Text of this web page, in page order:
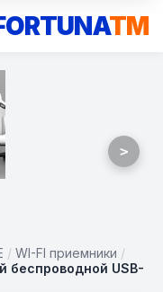
TM
>
/ WI-FI приемники /
беспроводной USB-